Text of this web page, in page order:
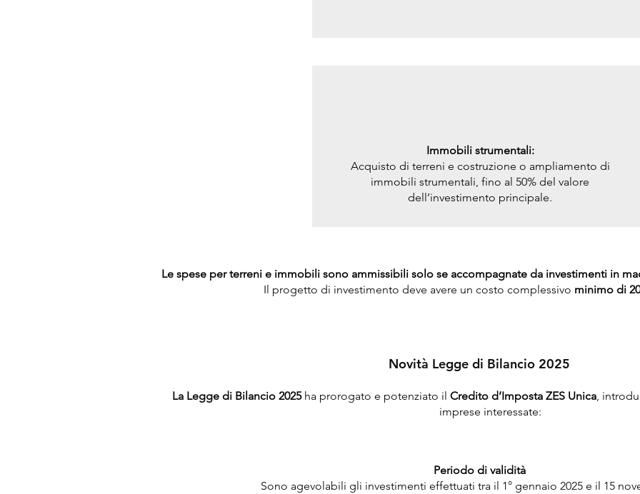
Immobili strumentali:
Acquisto di terreni e costruzione o ampliamento di
immobili strumentali, fino al 50% del valore
dell’investimento principale.
Le spese per terreni e immobili sono ammissibili solo se accompagnate da investimenti in
Il progetto di investimento deve avere un costo complessivo minimo di
Novità Legge di Bilancio 2025
La Legge di Bilancio 2025 ha prorogato e potenziato il Credito d’Imposta ZES Unica,
imprese interessate:
Periodo di validità
Sono agevolabili gli investimenti effettuati tra il 1° gennaio 2025 e il 15